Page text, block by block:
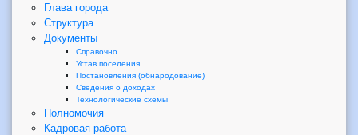
Глава города
Структура
Документы
Справочно
Устав поселения
Постановления (обнародование)
Сведения о доходах
Технологические схемы
Полномочия
Кадровая работа